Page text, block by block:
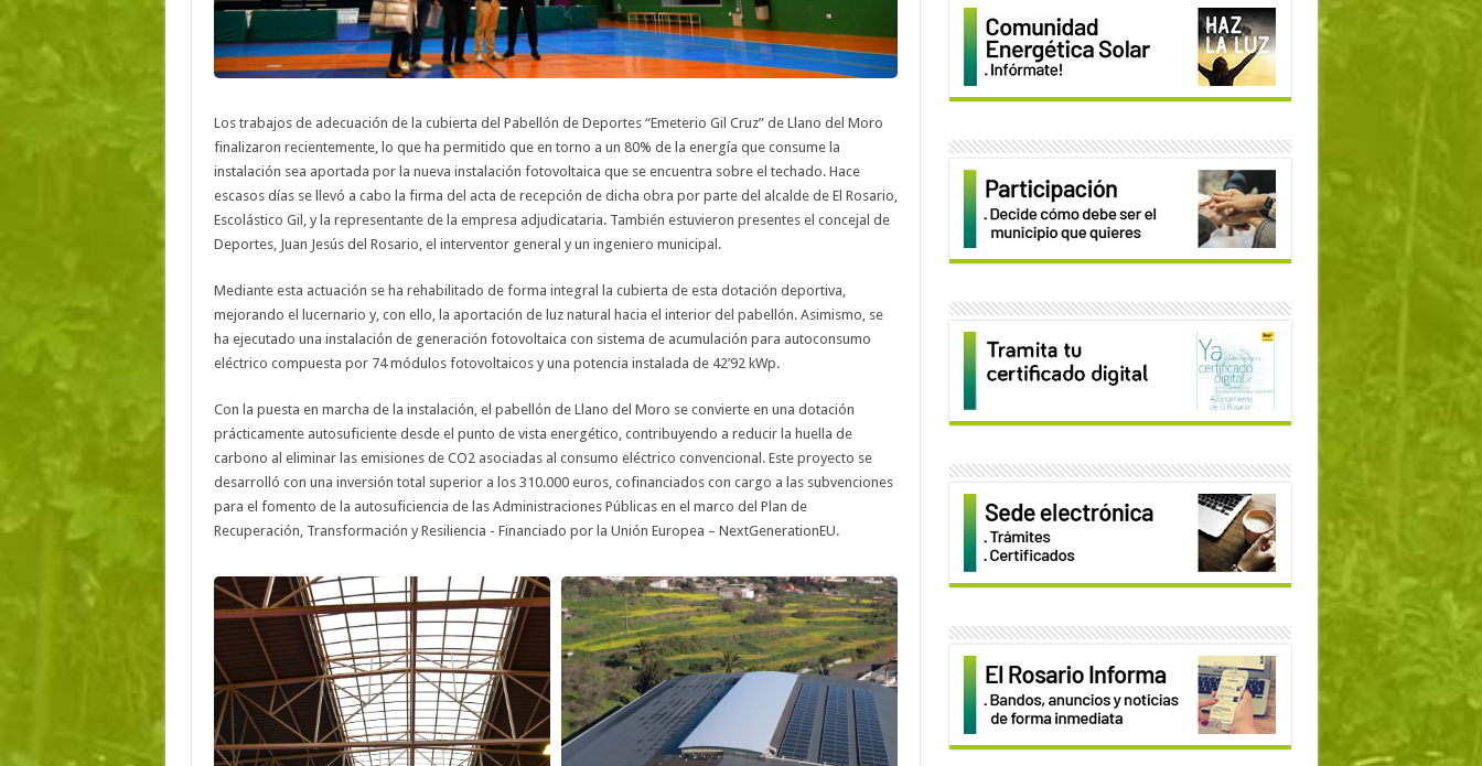
Los trabajos de adecuación de la cubierta del Pabellón de Deportes “Emeterio Gil Cruz” de Llano del Moro
finalizaron recientemente, lo que ha permitido que en torno a un 80% de la energía que consume la
instalación sea aportada por la nueva instalación fotovoltaica que se encuentra sobre el techado. Hace
escasos días se llevó a cabo la firma del acta de recepción de dicha obra por parte del alcalde de El Rosario,
Escolástico Gil, y la representante de la empresa adjudicataria. También estuvieron presentes el concejal de
Deportes, Juan Jesús del Rosario, el interventor general y un ingeniero municipal.
Mediante esta actuación se ha rehabilitado de forma integral la cubierta de esta dotación deportiva,
mejorando el lucernario y, con ello, la aportación de luz natural hacia el interior del pabellón. Asimismo, se
ha ejecutado una instalación de generación fotovoltaica con sistema de acumulación para autoconsumo
eléctrico compuesta por 74 módulos fotovoltaicos y una potencia instalada de 42’92 kWp.
Con la puesta en marcha de la instalación, el pabellón de Llano del Moro se convierte en una dotación
prácticamente autosuficiente desde el punto de vista energético, contribuyendo a reducir la huella de
carbono al eliminar las emisiones de CO2 asociadas al consumo eléctrico convencional. Este proyecto se
desarrolló con una inversión total superior a los 310.000 euros, cofinanciados con cargo a las subvenciones
para el fomento de la autosuficiencia de las Administraciones Públicas en el marco del Plan de
Recuperación, Transformación y Resiliencia - Financiado por la Unión Europea – NextGenerationEU.